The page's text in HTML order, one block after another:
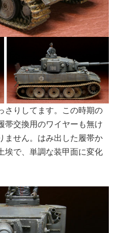
さりしてます。この時期の
帯交換用のワイヤーも無け
ません。はみ出した履帯か
埃で、単調な装甲面に変化